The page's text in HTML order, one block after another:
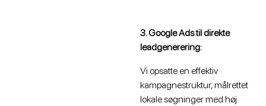
3. Google Ads til direkte
leadgenerering:
Vi opsatte en effektiv
kampagnestruktur, målrettet
lokale søgninger med høj